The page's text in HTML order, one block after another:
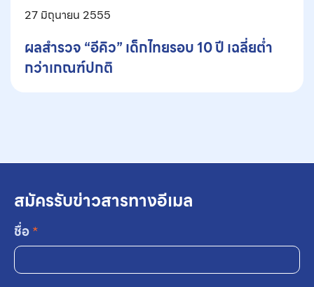
27 มิถุนายน 2555
ผลสำรวจ “อีคิว” เด็กไทยรอบ 10 ปี เฉลี่ยต่ำ
กว่าเกณฑ์ปกติ
สมัครรับข่าวสารทางอีเมล
ชื่อ*